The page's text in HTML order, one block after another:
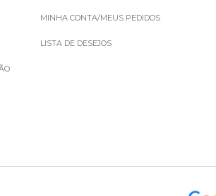
MINHA CONTA/MEUS PEDIDOS
LISTA DE DESEJOS